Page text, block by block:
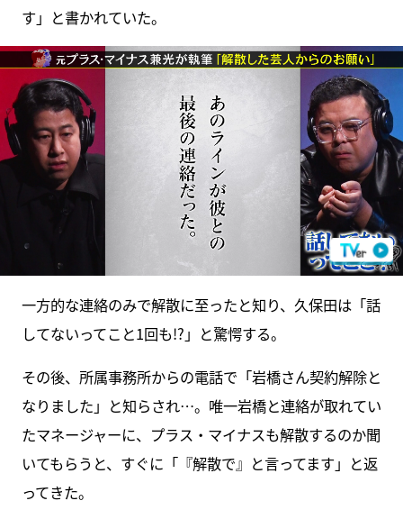
す」と書かれていた。
一方的な連絡のみで解散に至ったと知り、久保田は「話
してないってこと1回も!?」と驚愕する。
その後、所属事務所からの電話で「岩橋さん契約解除と
なりました」と知らされ…。唯一岩橋と連絡が取れてい
たマネージャーに、プラス・マイナスも解散するのか聞
いてもらうと、すぐに「『解散で』と言ってます」と返
ってきた。